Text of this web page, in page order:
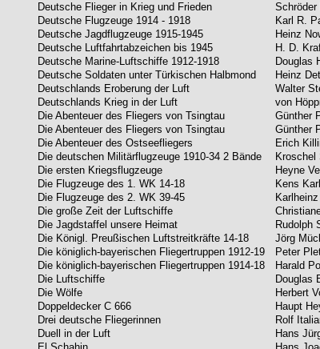
Deutsche Flieger in Krieg und Frieden
Schröder
Deutsche Flugzeuge 1914 - 1918
Karl R.
Deutsche Jagdflugzeuge 1915-1945
Heinz
Deutsche Luftfahrtabzeichen bis 1945
H. D.
Deutsche Marine-Luftschiffe 1912-1918
Douglas
Deutsche Soldaten unter Türkischen Halbmond
Heinz
Deutschlands Eroberung der Luft
Walter
Deutschlands Krieg in der Luft
von
Die Abenteuer des Fliegers von Tsingtau
Günther
Die Abenteuer des Fliegers von Tsingtau
Günther
Die Abenteuer des Ostseefliegers
Erich
Die deutschen Militärflugzeuge 1910-34 2 Bände
Kroschel
Die ersten Kriegsflugzeuge
Heyne
Die Flugzeuge des 1. WK 14-18
Kens
Die Flugzeuge des 2. WK 39-45
Die große Zeit der Luftschiffe
Die Jagdstaffel unsere Heimat
Rudolph
Die Königl. Preußischen Luftstreitkräfte 14-18
Jörg
Die königlich-bayerischen Fliegertruppen 1912-19
Peter
Die königlich-bayerischen Fliegertruppen 1914-18
Harald
Die Luftschiffe
Douglas
Die Wölfe
Herbert
Doppeldecker C 666
Haupt
Drei deutsche Fliegerinnen
Rolf
Duell in der Luft
Hans